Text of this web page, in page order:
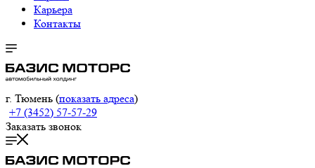
Карьера
Контакты
г. Тюмень (показать адреса)
+7 (3452) 57-57-29
Заказать звонок